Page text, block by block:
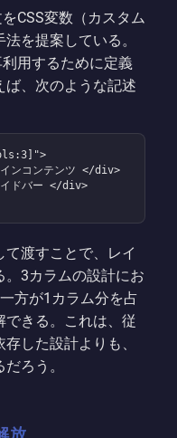
CSS変数（カスタム
を提案している。
用するために定義
ば、次のような記述
渡すことで、レイ
。3カラムの設計にお
方が1カラム分を占
できる。これは、従
した設計よりも、
ろう。
放